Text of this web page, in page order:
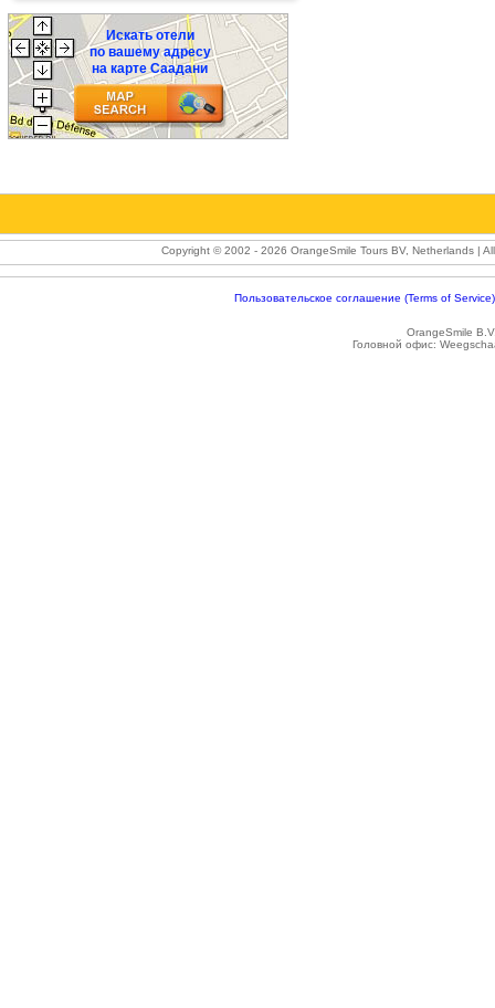
Искать отели
по вашему адресу
на карте Саадани
Copyright © 2002 - 2026 OrangeSmile Tours BV, Netherlands |
Пользовательское соглашение (Terms of Service)
OrangeSmile
Головной офис: